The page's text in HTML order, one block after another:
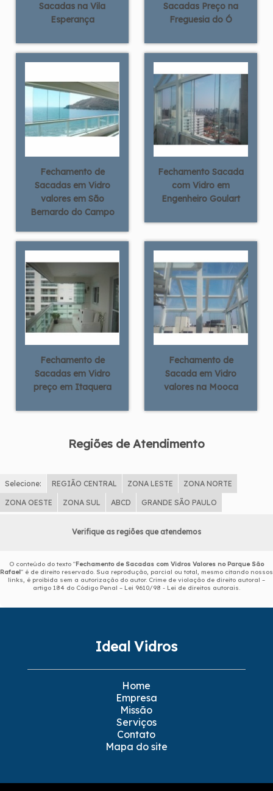
Sacadas na Vila
Esperança
Sacadas Preço na
Freguesia do Ó
Fechamento de
Sacadas em Vidro
valores em São
Bernardo do Campo
Fechamento Sacada
com Vidro em
Engenheiro Goulart
Fechamento de
Sacadas em Vidro
preço em Itaquera
Fechamento de
Sacada em Vidro
valores na Mooca
Regiões de Atendimento
Selecione: REGIÃO CENTRAL ZONA LESTE ZONA NORTE
ZONA OESTE ZONA SUL ABCD GRANDE SÃO PAULO
Verifique as regiões que atendemos
O conteúdo do texto "Fechamento de Sacadas com Vidros Valores no Parque São
Rafael" é de direito reservado. Sua reprodução, parcial ou total, mesmo citando nossos
links, é proibida sem a autorização do autor. Crime de violação de direito autoral –
artigo 184 do Código Penal – Lei 9610/98 - Lei de direitos autorais
Ideal Vidros
Home
Empresa
Missão
Serviços
Contato
Mapa do site